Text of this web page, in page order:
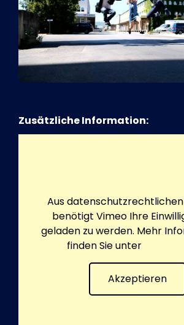
Zusätzliche Information:
Aus
benötigt Vimeo Ihre
geladen zu werden. Mehr
finden Sie unter
Akzeptieren